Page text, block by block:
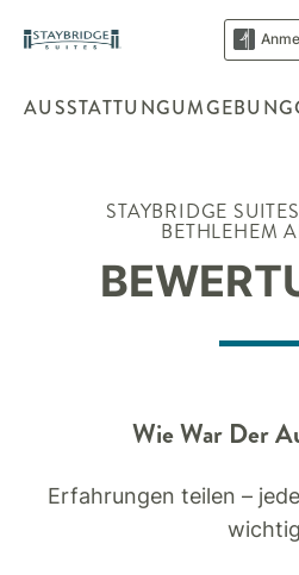
AUSSTATTUNGUMGEBUNG
STAYBRIDGE SUITES
BETHLEHEM
Wie War Der
Erfahrungen teilen –